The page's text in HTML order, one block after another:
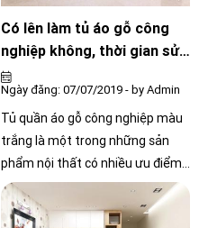
Có lên làm tủ áo gỗ công
nghiệp không, thời gian sử
dụng thế nào?
Ngày đăng: 07/07/2019 - by Admin
Tủ quần áo gỗ công nghiệp màu
trắng là một trong những sản
phẩm nội thất có nhiều ưu điểm
và khả năng ứng dụng trong
thiết kế nhà cửa. Vậy, loại tủ này